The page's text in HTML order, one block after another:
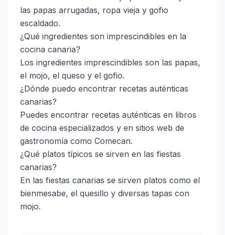
las papas arrugadas, ropa vieja y gofio
escaldado.
¿Qué ingredientes son imprescindibles en la
cocina canaria?
Los ingredientes imprescindibles son las papas,
el mojo, el queso y el gofio.
¿Dónde puedo encontrar recetas auténticas
canarias?
Puedes encontrar recetas auténticas en libros
de cocina especializados y en sitios web de
gastronomía como Comecan.
¿Qué platos típicos se sirven en las fiestas
canarias?
En las fiestas canarias se sirven platos como el
bienmesabe, el quesillo y diversas tapas con
mojo.